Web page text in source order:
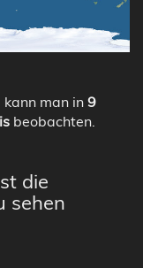
man in 9
beobachten.
die
sehen